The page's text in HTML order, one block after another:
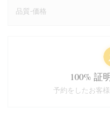
品質-価格
100% 証
予約をしたお客